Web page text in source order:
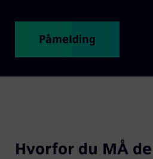
Påmelding
Hvorfor du MÅ